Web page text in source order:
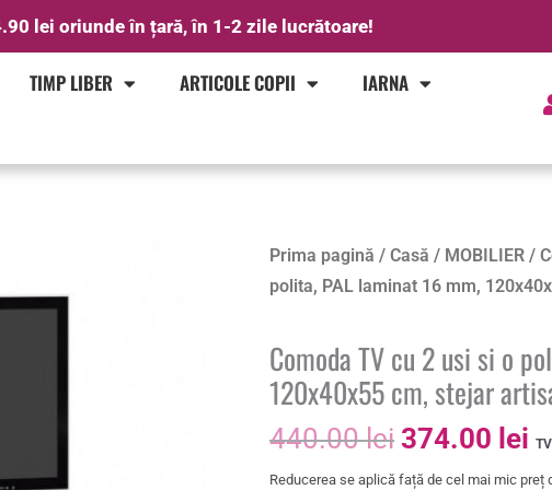
lei oriunde în țară, în 1-2 zile lucrătoare!
TIMP LIBER ARTICOLE COPII
IARNA
Prima pagină /Casă / MOBILIER /
polita, PAL laminat 16 mm,
Comoda TV cu 2 usi si o
120x40x55 cm, stejar
440.00lei
Prețul
inițial
fost:
440.00 lei.
374.00 lei
Reducerea se aplică față de cel mai mic preț
Cantitate
Comoda
cu
2
usi
si
o